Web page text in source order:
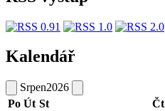
Kalendář
Srpen2026
Po Út St Čt